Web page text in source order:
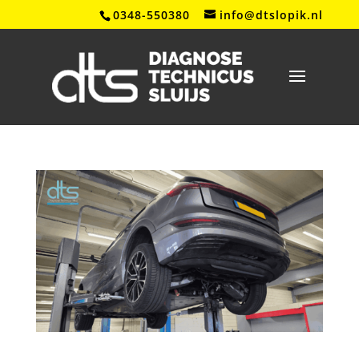
0348-550380 info@dtslopik.nl